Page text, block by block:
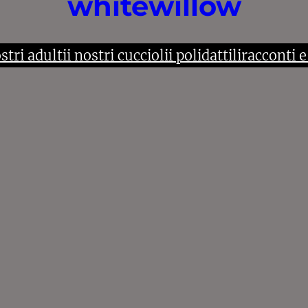
adultii nostri cucciolii polidattiliracconti